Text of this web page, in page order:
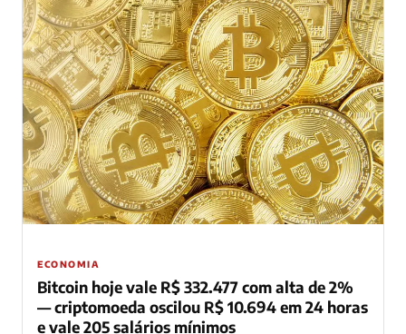
ECONOMIA
Bitcoin hoje vale R$ 332.477 com alta de 2%
— criptomoeda oscilou R$ 10.694 em 24 horas
e vale 205 salários mínimos